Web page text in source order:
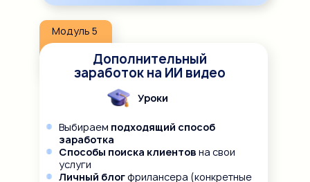
Дополнительный
заработок на ИИ видео
Модуль 5
Уроки
Выбираем подходящий способ
заработка
Способы поиска клиентов на свои
услуги
Личный блогфрилансера (конкретные